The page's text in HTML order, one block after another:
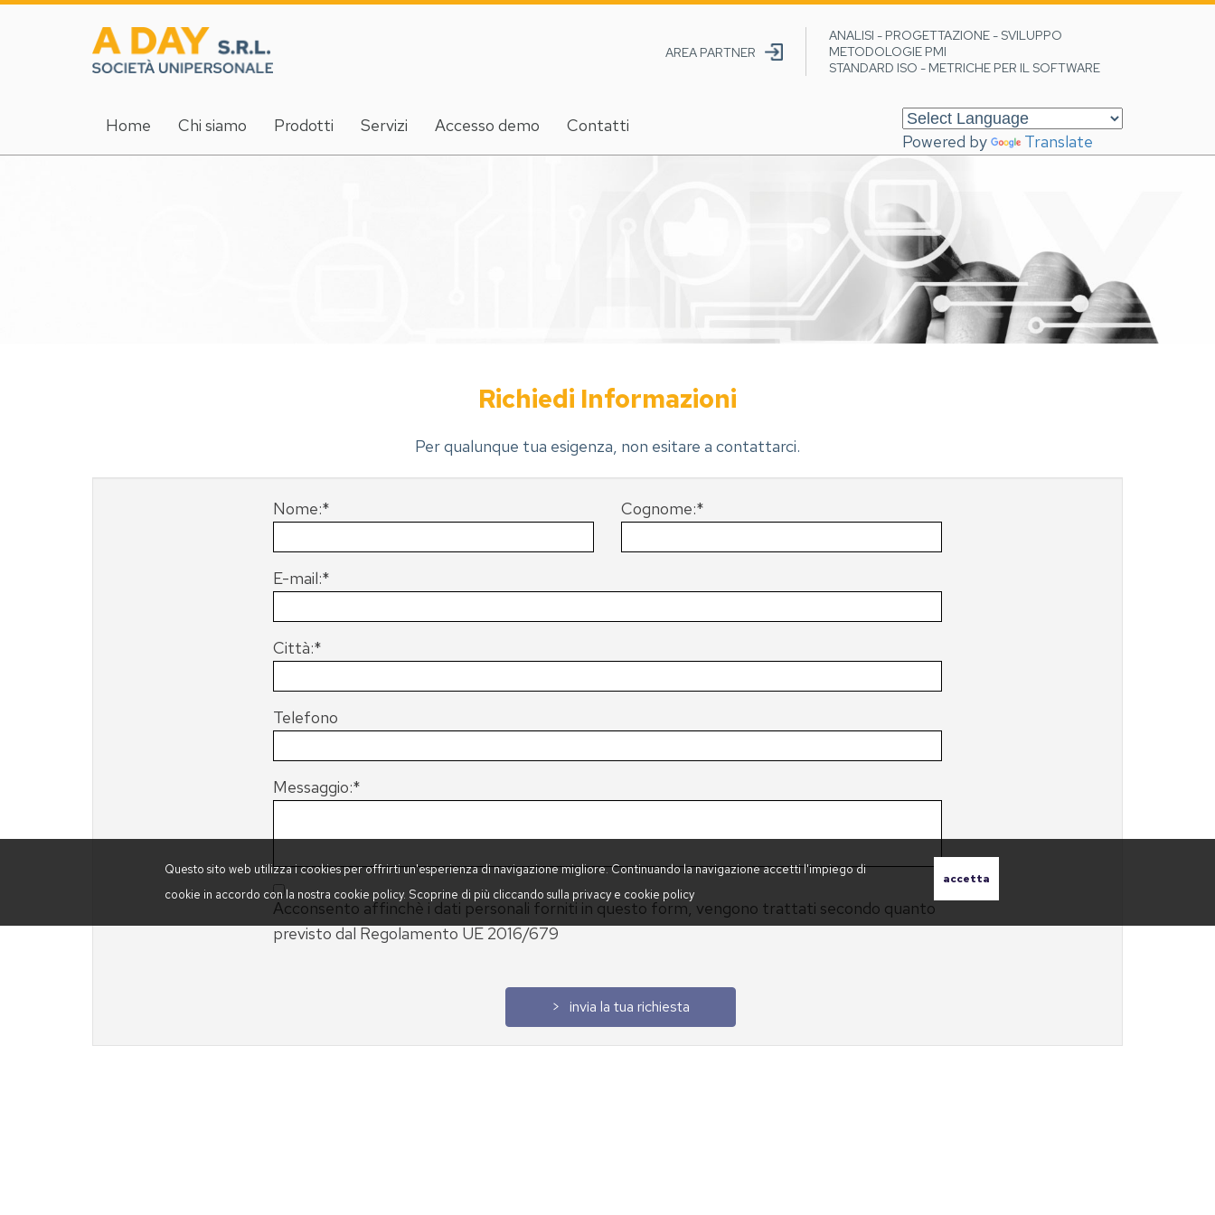
Questo sito web utilizza i cookies per offrirti un'esperienza di navigazione migliore. Continuando la navigazione accetti l'impiego di
cookie in accordo con la nostra cookie policy. Scoprine di più cliccando sulla privacy e cookie policy
AREA PARTNER
ANALISI - PROGETTAZIONE - SVILUPPO
METODOLOGIE PMI
STANDARD ISO - METRICHE PER IL SOFTWARE
Home Chi siamo Prodotti Servizi Accesso demo Contatti
Powered by Translate
Richiedi Informazioni
Per qualunque tua esigenza, non esitare a contattarci.
Nome:* Cognome:*
E-mail:*
Città:*
Telefono
Messaggio:*
Acconsento affinchè i dati personali forniti in questo form, vengono trattati secondo quanto
previsto dal Regolamento UE 2016/679
invia la tua richiesta